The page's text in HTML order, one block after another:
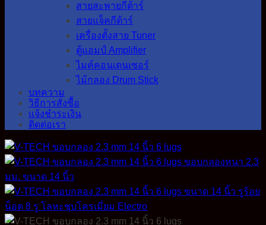
สายสะพายกีต้าร์
สายแจ็คกีต้าร์
เครื่องตั้งสาย Tuner
ตู้แอมป์ Amplifier
ไมค์คอนเดนเซอร์
ไม้กลอง Drum Stick
บทความ
วิธีการสั่งซื้อ
แจ้งชำระเงิน
ติดต่อเรา